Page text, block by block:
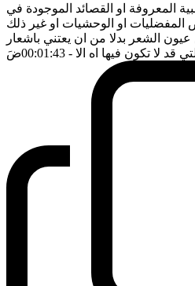
المعروفة او القصائد الموجودة في
او الوحشيات او غير ذلك
الشعر بدلا من ان يعتني باشعار
قد لا تكون فيها اه الا - 00:01:43 ضَ